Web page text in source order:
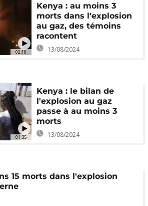
02:10
Kenya : au moins 3
morts dans l'explosion
au gaz, des témoins
racontent
13/08/2024
01:35
Kenya : le bilan de
l'explosion au gaz
passe à au moins 3
morts
13/08/2024
15 morts dans l'explosion